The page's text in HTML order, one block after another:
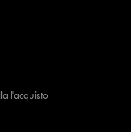
l'acquisto